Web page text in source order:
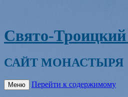
Свято-
САЙТ МОНАСТЫРЯ
Меню Перейти к содержимому